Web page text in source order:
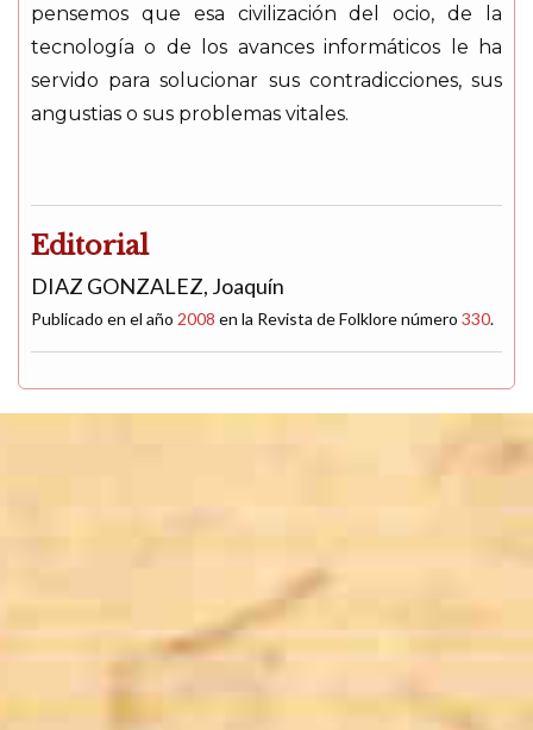
pensemos que esa civilización del ocio, de la
tecnología o de los avances informáticos le ha
servido para solucionar sus contradicciones, sus
angustias o sus problemas vitales.
Editorial
DIAZ GONZALEZ, Joaquín
Publicado en el año 2008 en la Revista de Folklore número 330.